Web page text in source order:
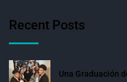
Recent Posts
Una Graduación